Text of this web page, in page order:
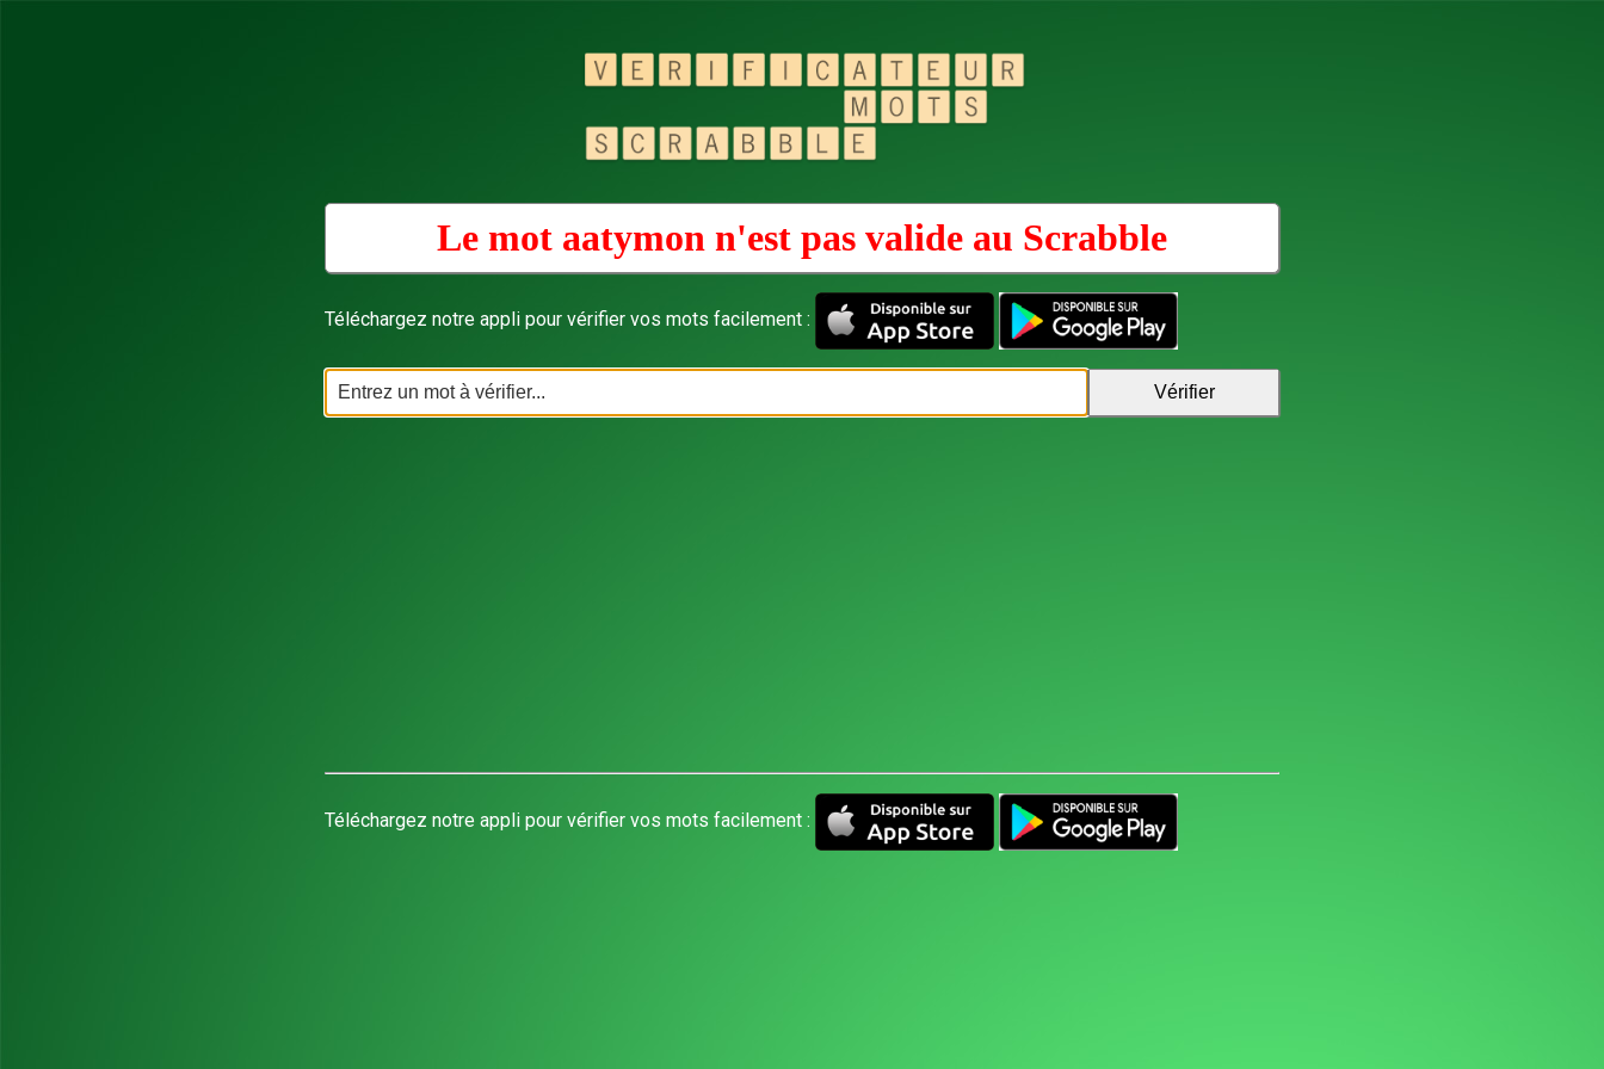
Le mot aatymon n'est pas valide au Scrabble
Téléchargez notre appli pour vérifier vos mots facilement :
Téléchargez notre appli pour vérifier vos mots facilement :